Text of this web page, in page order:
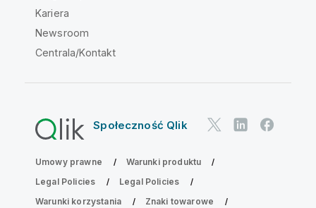
Kariera
Newsroom
Centrala/Kontakt
Społeczność Qlik
Umowy prawne
Warunki produktu
Legal Policies
Legal Policies
Warunki korzystania
Znaki towarowe